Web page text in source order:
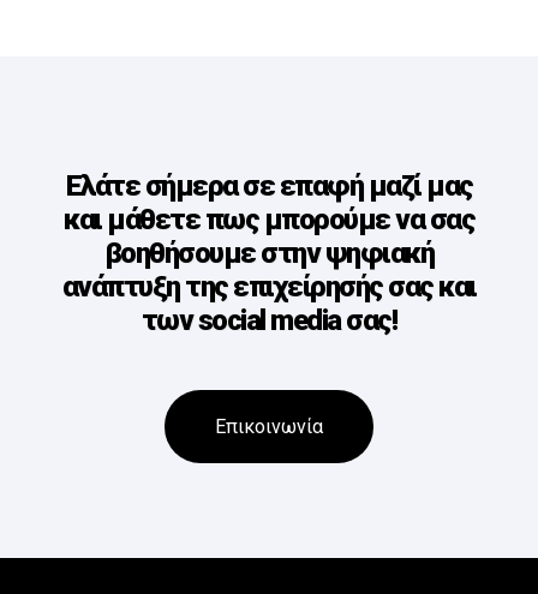
Ελάτε σήμερα σε επαφή μαζί μας
και μάθετε πως μπορούμε να σας
βοηθήσουμε στην ψηφιακή
ανάπτυξη της επιχείρησής σας και
των social media σας!
Επικοινωνία